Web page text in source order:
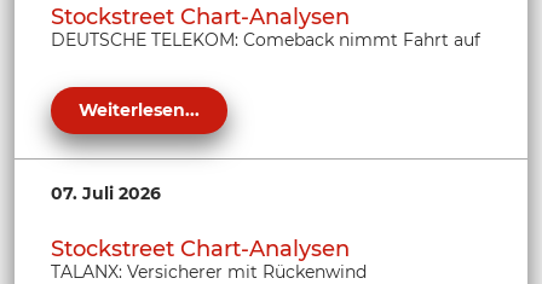
Stockstreet Chart-Analysen
DEUTSCHE TELEKOM: Comeback nimmt Fahrt auf
Weiterlesen...
07. Juli 2026
Stockstreet Chart-Analysen
TALANX: Versicherer mit Rückenwind